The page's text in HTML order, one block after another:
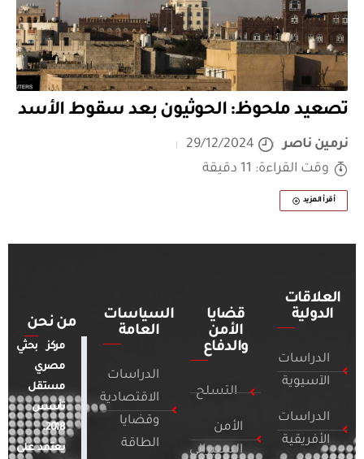
تصعيد ملحوظ: الحوثيون بعد سقوط الأسد
نرمين ناصر
29/12/2024
وقت القراءة: 11 دقيقة
أقرأ المزيد
العلاقات
الدولية
الدراسات
الآسيوية
الدراسات
الأفريقية
قضايا
الأمن
والدفاع
التسلح
الأمن
السيبراني
السياسات
العامة
الدراسات
الاقتصادية
وقضايا
الطاقة
من نحن
مركز بحثي
مصري
مستقل
تأسس
2018.
يعتمد على